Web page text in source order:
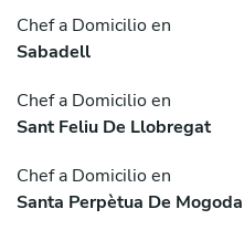
Chef a Domicilio en
Sabadell
Chef a Domicilio en
Sant Feliu De Llobregat
Chef a Domicilio en
Santa Perpètua De Mogoda